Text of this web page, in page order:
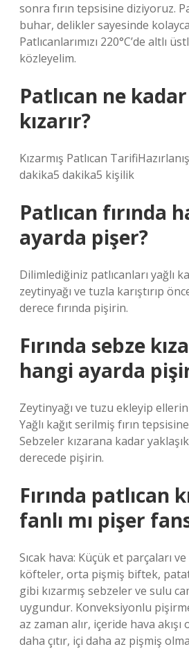
sonra fırın tepsisine diziyoruz.
buhar, delikler sayesinde kolayca
Patlıcanlarımızı 220°C’de altlı
közleyelim.
Patlıcan ne
kızarır?
Kızarmış Patlıcan
dakika5 dakika5 kişilik
Patlıcan fırında
ayarda pişer?
Dilimlediğiniz patlıcanları yağlı
zeytinyağı ve tuzla karıştırıp
derece fırında pişirin.
Fırında sebze
hangi ayarda
Zeytinyağı ve tuzu ekleyip
Yağlı kağıt serilmiş fırın
Sebzeler kızarana kadar
derecede pişirin.
Fırında patlıcan
fanlı mı pişer
Sıcak hava: Küçük et parçaları
köfteler, orta pişmiş biftek,
gibi kızarmış sebzeler ve sulu
uygundur. Konveksiyonlu
az zaman alır, içeride hava akışı
daha çıtır, içi daha az pişmiş